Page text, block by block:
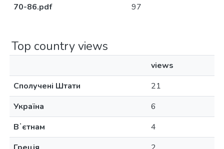
70-86.pdf
97
Top country views
views
Сполучені Штати
21
Україна
6
Вʼєтнам
4